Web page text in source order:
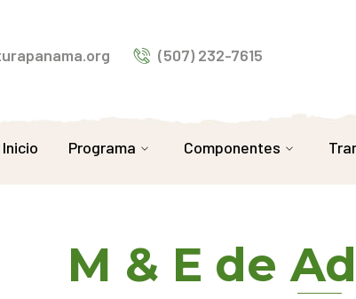
(507) 232-7615
Inicio Programa Componentes
M & E de